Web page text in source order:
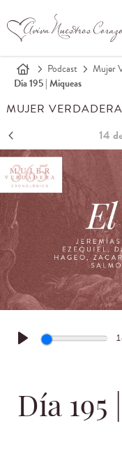
Podcast
Mujer
Día 195 | Miqueas
MUJER
14
Play
Día 195